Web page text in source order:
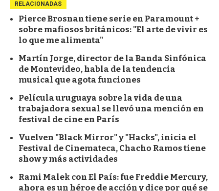
RELACIONADAS
Pierce Brosnan tiene serie en Paramount +
sobre mafiosos británicos: "El arte de vivir es
lo que me alimenta"
Martín Jorge, director de la Banda Sinfónica
de Montevideo, habla de la tendencia
musical que agota funciones
Película uruguaya sobre la vida de una
trabajadora sexual se llevó una mención en
festival de cine en París
Vuelven "Black Mirror" y "Hacks", inicia el
Festival de Cinemateca, Chacho Ramos tiene
show y más actividades
Rami Malek con El País: fue Freddie Mercury,
ahora es un héroe de acción y dice por qué se